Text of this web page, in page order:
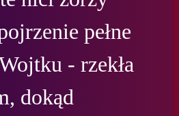
pełne
- rzekła
dokąd